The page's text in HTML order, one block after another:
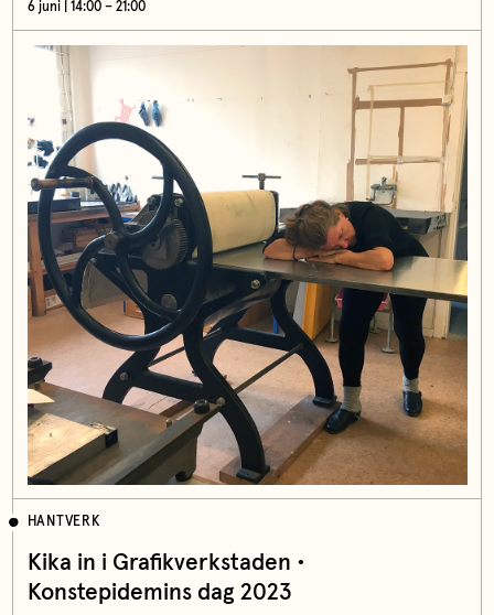
6 juni | 14:00 – 21:00
HANTVERK
Kika in i Grafikverkstaden •
Konstepidemins dag 2023